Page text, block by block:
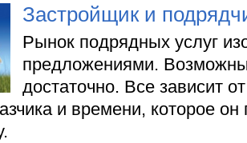
Застройщик и
Рынок подрядных услуг
предложениями.
достаточно. Все зависит
и времени, которое он